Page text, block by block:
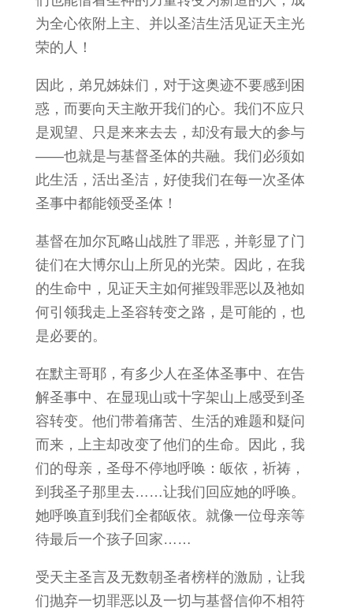
为全心依附上主、并以圣洁生活见证天主光
荣的人！
因此，弟兄姊妹们，对于这奥迹不要感到困
惑，而要向天主敞开我们的心。我们不应只
是观望、只是来来去去，却没有最大的参与
——也就是与基督圣体的共融。我们必须如
此生活，活出圣洁，好使我们在每一次圣体
圣事中都能领受圣体！
基督在加尔瓦略山战胜了罪恶，并彰显了门
徒们在大博尔山上所见的光荣。因此，在我
的生命中，见证天主如何摧毁罪恶以及祂如
何引领我走上圣容转变之路，是可能的，也
是必要的。
在默主哥耶，有多少人在圣体圣事中、在告
解圣事中、在显现山或十字架山上感受到圣
容转变。他们带着痛苦、生活的难题和疑问
而来，上主却改变了他们的生命。因此，我
们的母亲，圣母不停地呼唤：皈依，祈祷，
到我圣子那里去……让我们回应她的呼唤。
她呼唤直到我们全都皈依。就像一位母亲等
待最后一个孩子回家……
受天主圣言及无数朝圣者榜样的激励，让我
们抛弃一切罪恶以及一切与基督信仰不相符